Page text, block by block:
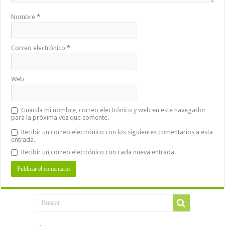
Nombre*
Correo electrónico*
Web
Guarda mi nombre, correo electrónico y web en este navegador
para la próxima vez que comente.
Recibir un correo electrónico con los siguientes comentarios a esta
entrada.
Recibir un correo electrónico con cada nueva entrada.